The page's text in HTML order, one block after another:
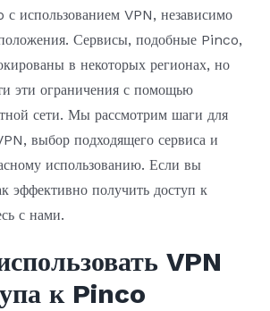
использованием VPN, независимо
Сервисы, подобные Pinco,
в некоторых регионах, но
эти ограничения с помощью
сети. Мы рассмотрим шаги для
выбор подходящего сервиса и
использованию. Если вы
эффективно получить доступ к
с нами.
VPN
к Pinco